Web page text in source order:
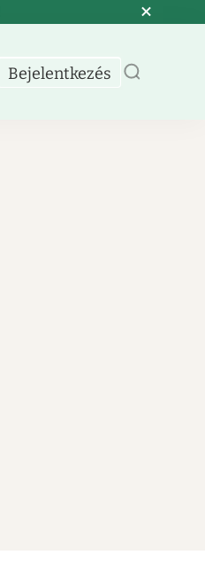
Bejelentkezés